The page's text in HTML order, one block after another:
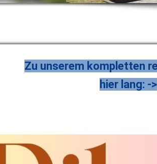
Zu unserem kompletten
hier lang: ->